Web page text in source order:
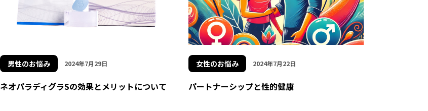
男性のお悩み 2024年7月29日
ネオパラディグラSの効果とメリットについて
女性のお悩み 2024年7月22日
パートナーシップと性的健康